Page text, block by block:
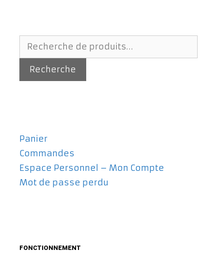
Recherche
pour :
Recherche
Panier
Commandes
Espace Personnel – Mon Compte
Mot de passe perdu
FONCTIONNEMENT